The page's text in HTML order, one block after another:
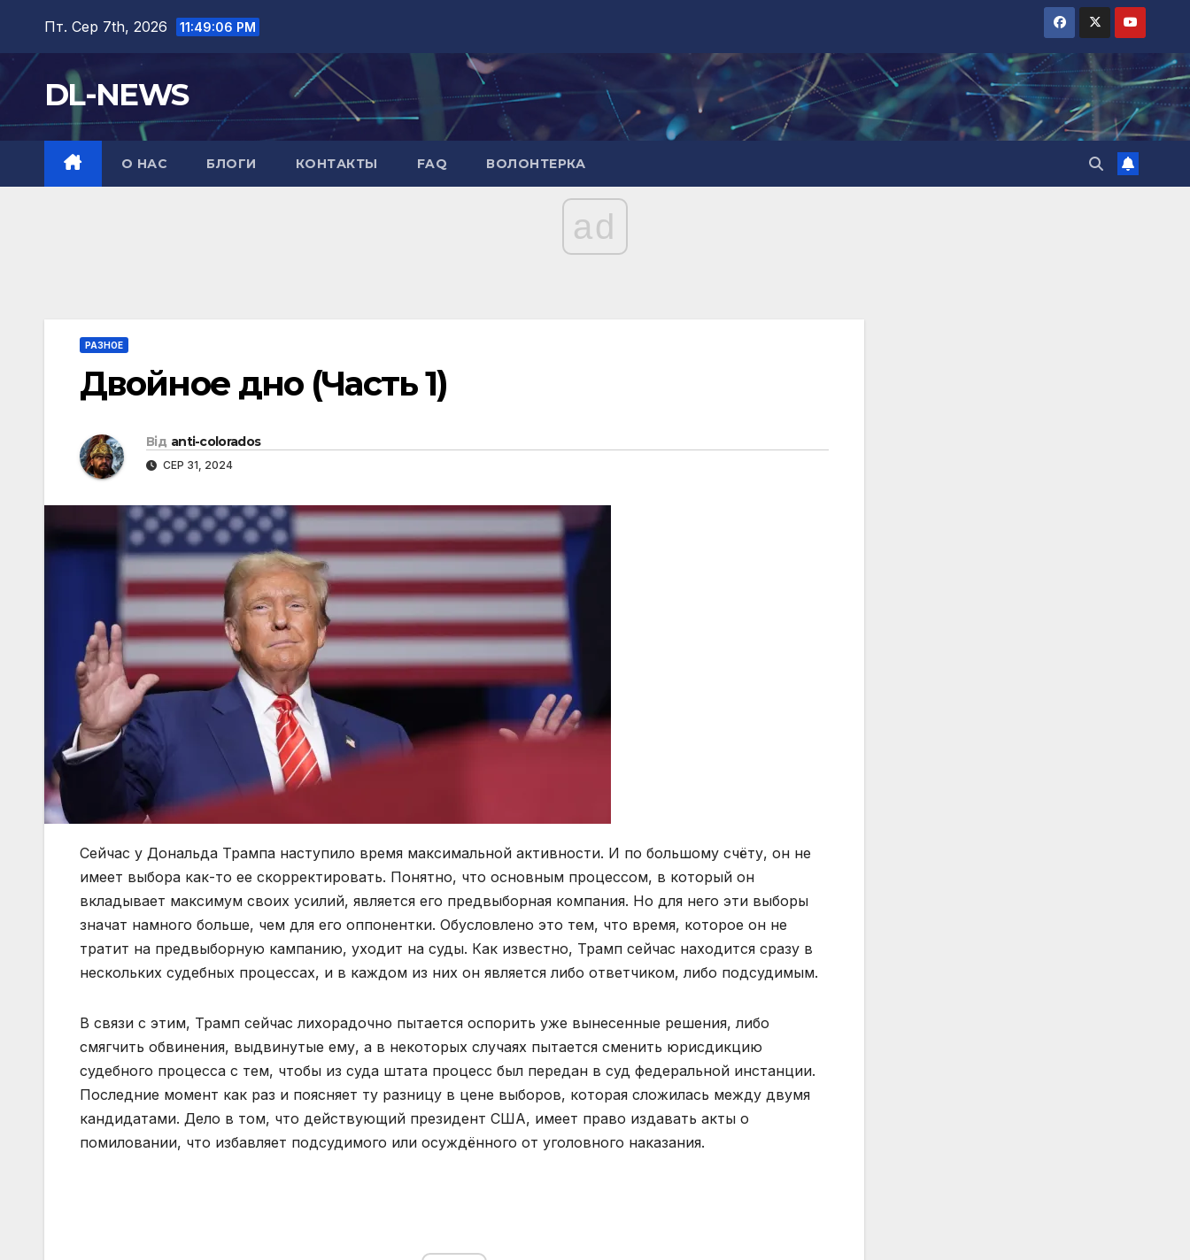
вмісту
Пт. Сер 7th, 2026 11:49:07 PM
DL-NEWS
О НАС БЛОГИ КОНТАКТЫ FAQ ВОЛОНТЕРКА
ad
РАЗНОЕ
Двойное дно (Часть 1)
Від anti-colorados
СЕР 31, 2024
Сейчас у Дональда Трампа наступило время максимальной активности. И по большому счёту, он не
имеет выбора как-то ее скорректировать. Понятно, что основным процессом, в который он
вкладывает максимум своих усилий, является его предвыборная компания. Но для него эти выборы
значат намного больше, чем для его оппонентки. Обусловлено это тем, что время, которое он не
тратит на предвыборную кампанию, уходит на суды. Как известно, Трамп сейчас находится сразу в
нескольких судебных процессах, и в каждом из них он является либо ответчиком, либо подсудимым.
В связи с этим, Трамп сейчас лихорадочно пытается оспорить уже вынесенные решения, либо
смягчить обвинения, выдвинутые ему, а в некоторых случаях пытается сменить юрисдикцию
судебного процесса с тем, чтобы из суда штата процесс был передан в суд федеральной инстанции.
Последние момент как раз и поясняет ту разницу в цене выборов, которая сложилась между двумя
кандидатами. Дело в том, что действующий президент США, имеет право издавать акты о
помиловании, что избавляет подсудимого или осуждённого от уголовного наказания.